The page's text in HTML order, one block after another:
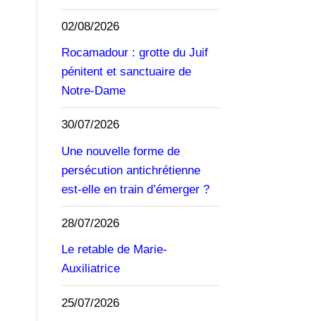
02/08/2026
Rocamadour : grotte du Juif
pénitent et sanctuaire de
Notre-Dame
30/07/2026
Une nouvelle forme de
persécution antichrétienne
est-elle en train d’émerger ?
28/07/2026
Le retable de Marie-
Auxiliatrice
25/07/2026